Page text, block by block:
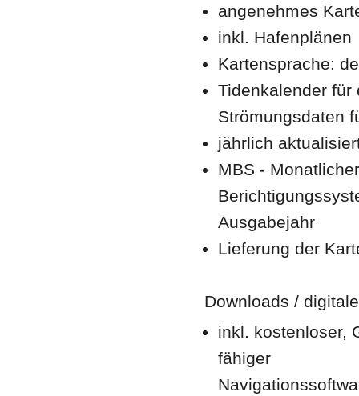
angenehmes
inkl. Hafenplänen
Kartensprache:
Tidenkalender für
Strömungsdaten
jährlich
MBS -
Ausgabejahr
Lieferung der
Downloads /
inkl. kostenloser,
fähiger